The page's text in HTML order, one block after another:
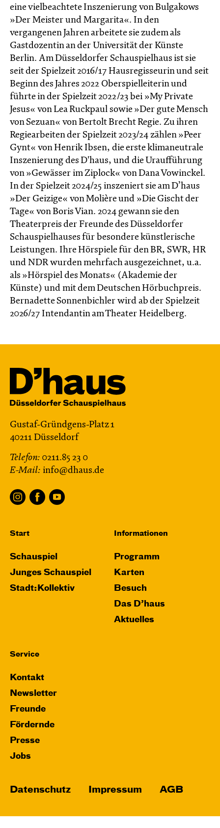
eine vielbeachtete Inszenierung von Bulgakows
»Der Meister und Margarita«. In den
vergangenen Jahren arbeitete sie zudem als
Gastdozentin an der Universität der Künste
Berlin. Am Düsseldorfer Schauspielhaus ist sie
seit der Spielzeit 2016/17 Hausregisseurin und seit
Beginn des Jahres 2022 Oberspielleiterin und
führte in der Spielzeit 2022/23 bei »My Private
Jesus« von Lea Ruckpaul sowie »Der gute Mensch
von Sezuan« von Bertolt Brecht Regie. Zu ihren
Regiearbeiten der Spielzeit 2023/24 zählen »Peer
Gynt« von Henrik Ibsen, die erste klimaneutrale
Inszenierung des D'haus, und die Uraufführung
von »Gewässer im Ziplock« von Dana Vowinckel.
In der Spielzeit 2024/25 inszeniert sie am D’haus
»Der Geizige« von Molière und »Die Gischt der
Tage« von Boris Vian. 2024 gewann sie den
Theater­preis der Freunde des Düssel­dorfer
Schau­spiel­hauses für besondere künstlerische
Leistungen. Ihre Hörspiele für den BR, SWR, HR
und NDR wurden mehrfach ausgezeichnet, u.a.
als »Hörspiel des Monats« (Akademie der
Künste) und mit dem Deutschen Hörbuchpreis.
Bernadette Sonnenbichler wird ab der Spielzeit
2026/27 Intendantin am Theater Heidelberg.
Gustaf-Gründgens-Platz 1
40211 Düsseldorf
Telefon: 0211.85 23 0
E-Mail: info@dhaus.de
Start
Schauspiel
Junges Schauspiel
Stadt:Kollektiv
Informationen
Programm
Karten
Besuch
Das D’haus
Aktuelles
Service
Kontakt
Newsletter
Freunde
Fördernde
Presse
Jobs
Datenschutz Impressum AGB